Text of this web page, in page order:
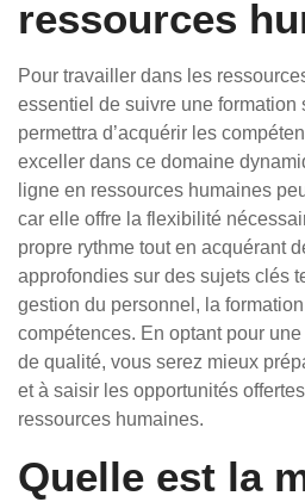
ressources
Pour travailler dans les
essentiel de suivre une
permettra d’acquérir les
exceller dans ce domaine
ligne en ressources humaines
car elle offre la flexibilité
propre rythme tout en acquérant
approfondies sur des sujets clés
gestion du personnel, la
compétences. En optant pour
de qualité, vous serez mieux
et à saisir les opportunités
ressources humaines.
Quelle est la